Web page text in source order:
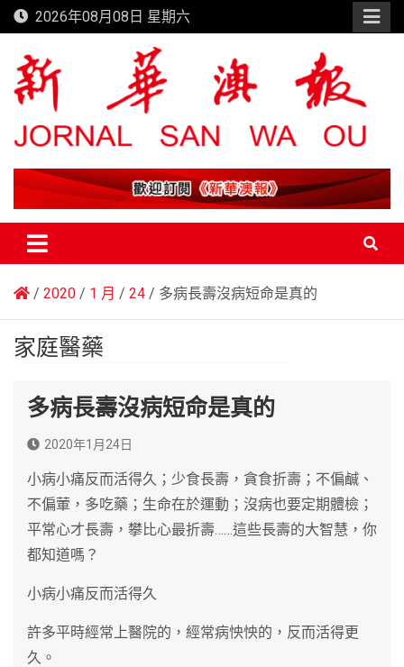
Skip
to
content
2026年08月08日 星期六
新華澳報
2020 1 月 24 多病長壽沒病短命是真的
家庭醫藥
多病長壽沒病短命是真的
2020年1月24日
小病小痛反而活得久；少食長壽，貪食折壽；不偏鹹、
不偏葷，多吃藥；生命在於運動；沒病也要定期體檢；
平常心才長壽，攀比心最折壽……這些長壽的大智慧，你
都知道嗎？
小病小痛反而活得久
許多平時經常上醫院的，經常病怏怏的，反而活得更
久。